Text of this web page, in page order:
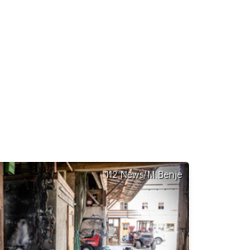
112 News/M.Benje